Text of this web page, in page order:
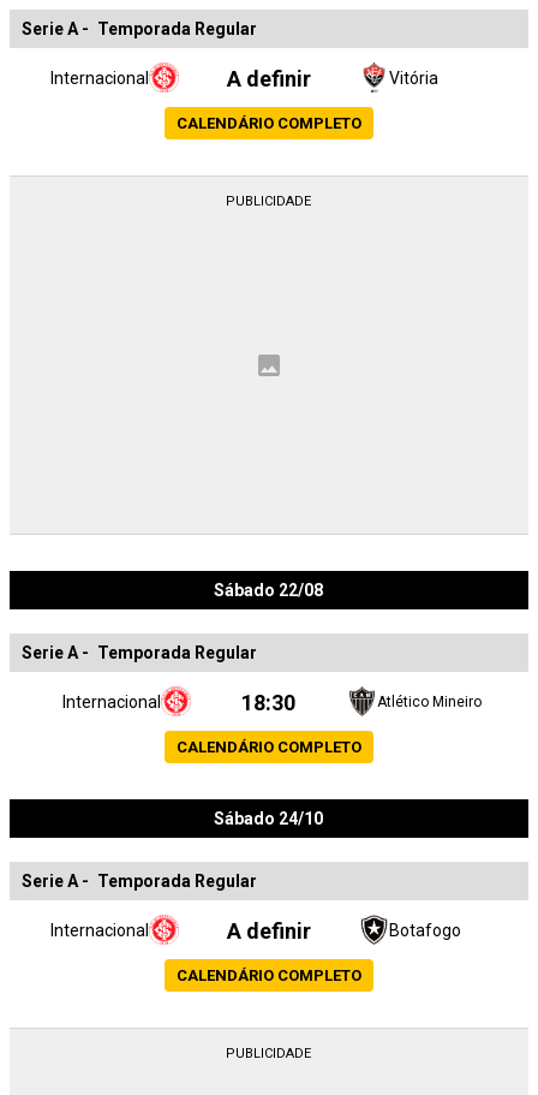
Serie A - Temporada Regular
Internacional A definir Vitória
CALENDÁRIO COMPLETO
Sábado 22/08
Serie A - Temporada Regular
Internacional 18:30 Atlético Mineiro
CALENDÁRIO COMPLETO
Sábado 24/10
Serie A - Temporada Regular
Internacional A definir Botafogo
CALENDÁRIO COMPLETO